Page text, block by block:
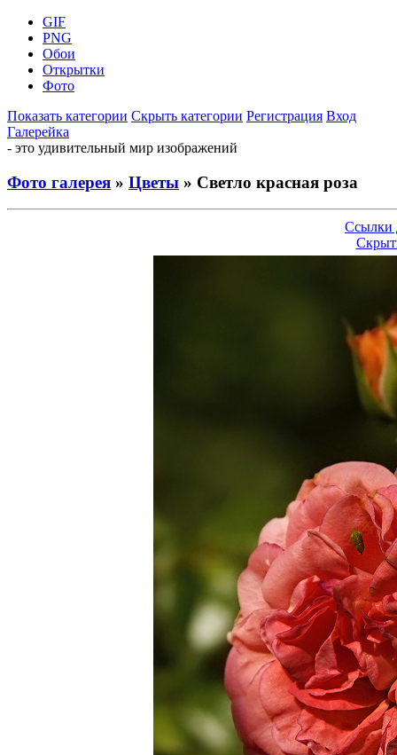
GIF
PNG
Обои
Открытки
Фото
Показать категории Скрыть категории Регистрация Вход
Галерейка
- это удивительный мир изображений
Фото галерея » Цветы » Светло красная роза
Ссылки